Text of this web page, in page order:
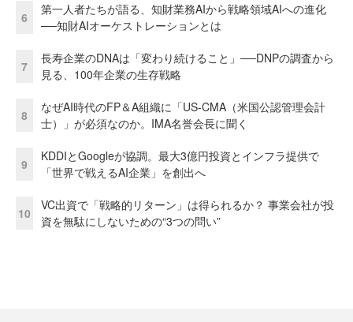
6
第一人者たちが語る、知財業務AIから戦略領域AIへの進化
──知財AIオーケストレーションとは
7
長寿企業のDNAは「変わり続けること」──DNPの調査から
見る、100年企業の生存戦略
8
なぜAI時代のFP＆A組織に「US-CMA（米国公認管理会計
士）」が必須なのか。IMA名誉会長に聞く
9
KDDIとGoogleが協調。最大3億円投資とインフラ提供で
「世界で戦えるAI企業」を創出へ
10
VC出資で「戦略的リターン」は得られるか？ 事業会社が投
資を無駄にしないための“3つの問い”